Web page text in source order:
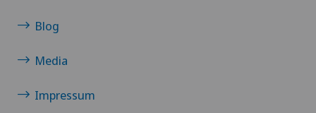
Dispositivi medici personalizzati
Disturbi dell'eiaculazione
Disturbi della vista
Blog
Media
Impressum